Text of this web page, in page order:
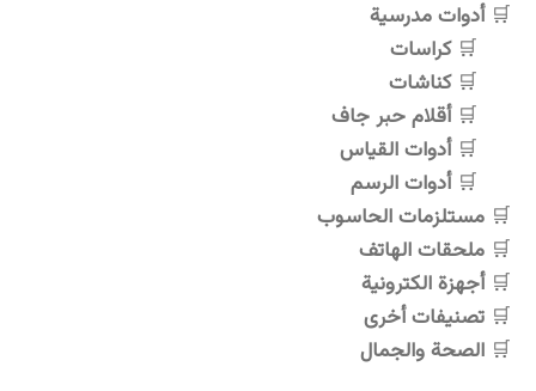
أدوات مدرسية
كراسات
كناشات
أقلام حبر جاف
أدوات القياس
أدوات الرسم
مستلزمات الحاسوب
ملحقات الهاتف
أجهزة الكترونية
تصنيفات أخرى
الصحة والجمال